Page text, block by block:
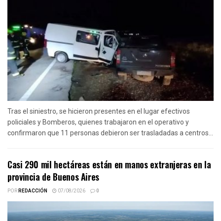
Tras el siniestro, se hicieron presentes en el lugar efectivos
policiales y Bomberos, quienes trabajaron en el operativo y
confirmaron que 11 personas debieron ser trasladadas a centros...
Casi 290 mil hectáreas están en manos extranjeras en la
provincia de Buenos Aires
PORREDACCIÓN 07/08/2026 0